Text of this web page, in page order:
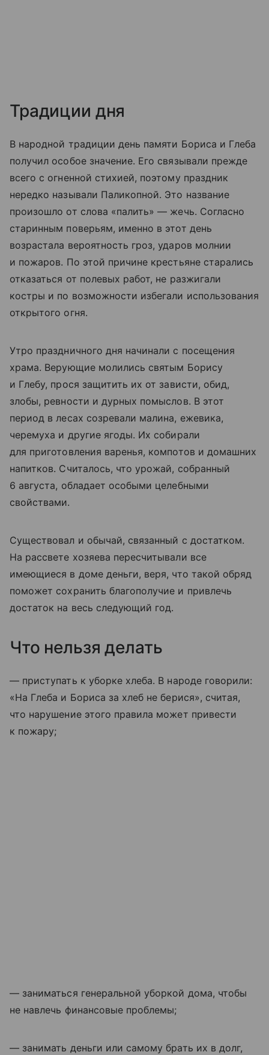
Традиции дня
В народной традиции день памяти Бориса и Глеба
получил особое значение. Его связывали прежде
всего с огненной стихией, поэтому праздник
нередко называли Паликопной. Это название
произошло от слова «палить» — жечь. Согласно
старинным поверьям, именно в этот день
возрастала вероятность гроз, ударов молнии
и пожаров. По этой причине крестьяне старались
отказаться от полевых работ, не разжигали
костры и по возможности избегали использования
открытого огня.
Утро праздничного дня начинали с посещения
храма. Верующие молились святым Борису
и Глебу, прося защитить их от зависти, обид,
злобы, ревности и дурных помыслов. В этот
период в лесах созревали малина, ежевика,
черемуха и другие ягоды. Их собирали
для приготовления варенья, компотов и домашних
напитков. Считалось, что урожай, собранный
6 августа, обладает особыми целебными
свойствами.
Существовал и обычай, связанный с достатком.
На рассвете хозяева пересчитывали все
имеющиеся в доме деньги, веря, что такой обряд
поможет сохранить благополучие и привлечь
достаток на весь следующий год.
Что нельзя делать
— приступать к уборке хлеба. В народе говорили:
«На Глеба и Бориса за хлеб не берися», считая,
что нарушение этого правила может привести
к пожару;
— заниматься генеральной уборкой дома, чтобы
не навлечь финансовые проблемы;
— занимать деньги или самому брать их в долг,